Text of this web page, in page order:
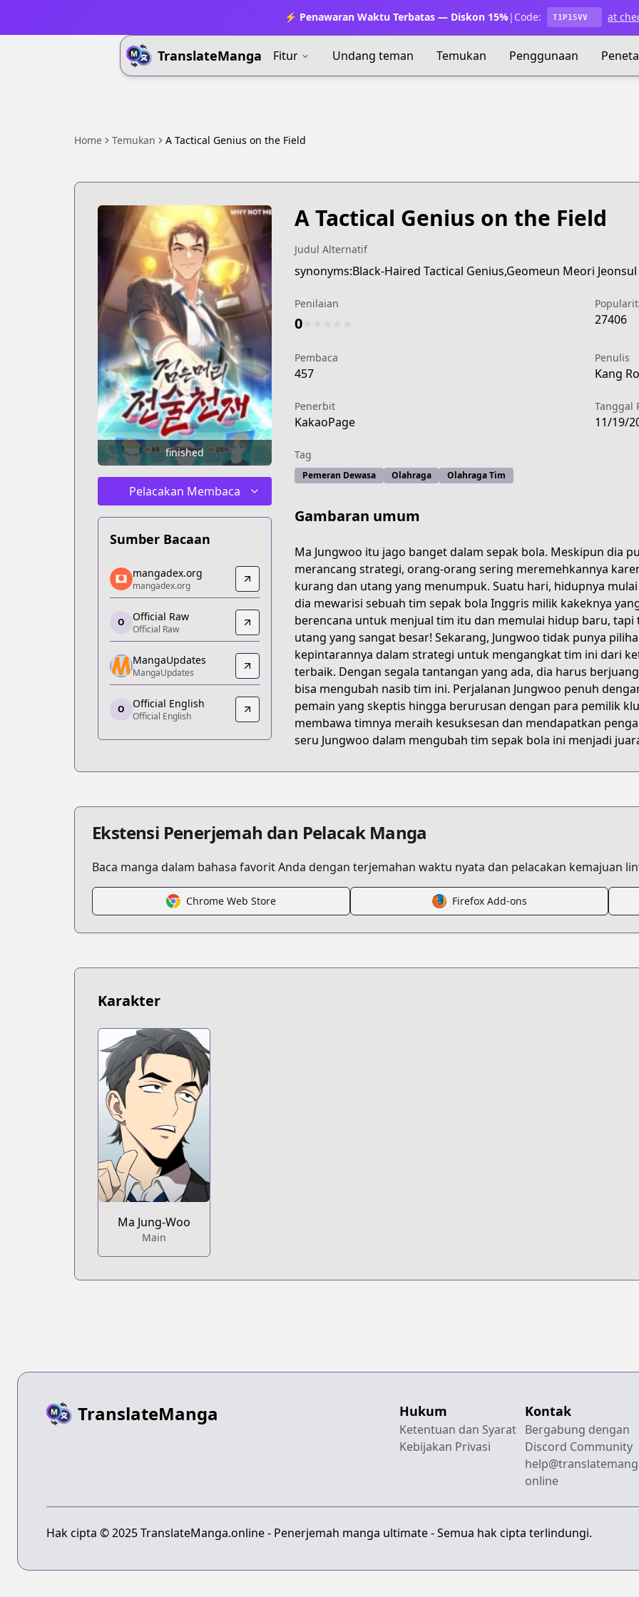
⚡ Penawaran Waktu Terbatas — Diskon 15%| Code: T1P15VV at
TranslateManga Fitur Undang teman Temukan Penggunaan
Home Temukan A Tactical Genius on the Field
finished
Pelacakan Membaca
Sumber Bacaan
mangadex.org
mangadex.org
https://mangadex.org/title/3975b7da-2822-48f7-87d6-ce62f1a46bf4
Official Raw
Official Raw
https://page.kakao.com/content/60587038
MangaUpdates
MangaUpdates
https://www.mangaupdates.com/series.html?id=8tolmcw
Official English
Official English
mangadex.org
mangadex.org
O Official Raw
Official Raw
MangaUpdates
MangaUpdates
O Official English
Official English
A Tactical Genius on the Field
Judul Alternatif
synonyms:Black-Haired Tactical Genius,Geomeun Meori
Penilaian
0★ 27406
Pembaca
457
Penulis
Kang
Penerbit
KakaoPage
Tanggal
11/19/
Tag
Pemeran Dewasa Olahraga Olahraga Tim
Gambaran umum
Ma Jungwoo itu jago banget dalam sepak bola. Meskipun dia
merancang strategi, orang-orang sering meremehkannya
kurang dan utang yang menumpuk. Suatu hari, hidupnya
dia mewarisi sebuah tim sepak bola Inggris milik kakeknya
berencana untuk menjual tim itu dan memulai hidup baru,
utang yang sangat besar! Sekarang, Jungwoo tidak punya
kepintarannya dalam strategi untuk mengangkat tim ini dari
terbaik. Dengan segala tantangan yang ada, dia harus
bisa mengubah nasib tim ini. Perjalanan Jungwoo penuh
pemain yang skeptis hingga berurusan dengan para pemilik
membawa timnya meraih kesuksesan dan mendapatkan
seru Jungwoo dalam mengubah tim sepak bola ini menjadi
Ekstensi Penerjemah dan Pelacak Manga
Baca manga dalam bahasa favorit Anda dengan terjemahan waktu nyata dan pelacakan kemajuan
Chrome Web Store Firefox Add-ons
Karakter
Ma Jung-Woo
Main
TranslateManga Hukum
Ketentuan dan Syarat
Kebijakan Privasi
Kontak
Bergabung dengan
Discord Community
online
Hak cipta © 2025 TranslateManga.online - Penerjemah manga ultimate - Semua hak cipta terlindungi.